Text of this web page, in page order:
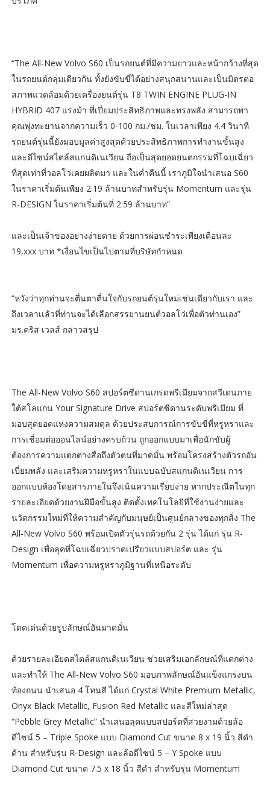
“The All-New Volvo S60 เป็นรถยนต์ที่มีความยาวและหน้ากว้างที่สุด
ในรถยนต์กลุ่มเดียวกัน ทั้งยังขับขี่ได้อย่างสนุกสนานและเป็นมิตรต่อ
สภาพแวดล้อมด้วยเครื่องยนต์รุ่น T8 TWIN ENGINE PLUG-IN
HYBRID 407 แรงม้า ที่เปี่ยมประสิทธิภาพและทรงพลัง สามารถพา
คุณพุ่งทะยานจากความเร็ว 0-100 กม./ชม. ในเวลาเพียง 4.4 วินาที
รถยนต์รุ่นนี้ยังมอบมูลค่าสูงสุดด้วยประสิทธิภาพการทำงานขั้นสูง
และดีไซน์สไตล์สแกนดิเนเวียน ถือเป็นสุดยอดยนตกรรมที่โฉบเฉี่ยว
ที่สุดเท่าที่วอลโว่เคยผลิตมา และในค่ำคืนนี้ เราภูมิใจนำเสนอ S60
ในราคาเริ่มต้นเพียง 2.19 ล้านบาทสำหรับรุ่น Momentum และรุ่น
R-DESIGN ในราคาเริ่มต้นที่ 2.59 ล้านบาท”
และเป็นเจ้าของอย่างง่ายดาย ด้วยการผ่อนชำระเพียงเดือนละ
19,xxx บาท *เงื่อนไขเป็นไปตามที่บริษัทกำหนด
“หวังว่าทุกท่านจะตื่นตาตื่นใจกับรถยนต์รุ่นใหม่เช่นเดียวกับเรา และ
ถึงเวลาเเล้วที่ท่านจะได้เลือกสรรยานยนต์วอลโว่เพื่อตัวท่านเอง”
มร.คริส เวลส์ กล่าวสรุป
The All-New Volvo S60 สปอร์ตซีดานเกรดพรีเมียมจากสวีเดนภาย
ใต้สโลแกน Your Signature Drive สปอร์ตซีดานระดับพรีเมียม ที่
มอบสุดยอดแห่งความสมดุล ด้วยประสบการณ์การขับขี่ที่หรูหราและ
การเชื่อมต่อออนไลน์อย่างครบถ้วน ถูกออกแบบมาเพื่อนักขับผู้
ต้องการความแตกต่างสื่อถึงตัวตนที่มาดมั่น พร้อมโครงสร้างตัวรถอัน
เปี่ยมพลัง และเสริมความหรูหราในแบบฉบับสแกนดิเนเวียน การ
ออกแบบห้องโดยสารภายในจึงเน้นความเรียบง่าย หากประณีตในทุก
รายละเอียดด้วยงานฝีมือขั้นสูง ติดตั้งเทคโนโลยีที่ใช้งานง่ายและ
นวัตกรรมใหม่ที่ให้ความสำคัญกับมนุษย์เป็นศูนย์กลางของทุกสิ่ง The
All-New Volvo S60 พร้อมเปิดตัวรุ่นรถด้วยกัน 2 รุ่น ได้แก่ รุ่น R-
Design เพื่อลุคที่โฉบเฉี่ยวปราดเปรียวแบบสปอร์ต และ รุ่น
Momentum เพื่อความหรูหราภูมิฐานที่เหนือระดับ
โดดเด่นด้วยรูปลักษณ์อันมาดมั่น
ด้วยรายละเอียดสไตล์สแกนดิเนเวียน ช่วยเสริมเอกลักษณ์ที่แตกต่าง
และทำให้ The All-New Volvo S60 มอบภาพลักษณ์อันแข็งแกร่งบน
ท้องถนน นำเสนอ 4 โทนสี ได้แก่ Crystal White Premium Metallic,
Onyx Black Metallic, Fusion Red Metallic และสีใหม่ล่าสุด
“Pebble Grey Metallic” นำเสนอลุคแบบสปอร์ตที่สวยงามด้วยล้อ
ดีไซน์ 5 – Triple Spoke แบบ Diamond Cut ขนาด 8 x 19 นิ้ว สีดำ
ด้าน สำหรับรุ่น R-Design และล้อดีไซน์ 5 – Y Spoke แบบ
Diamond Cut ขนาด 7.5 x 18 นิ้ว สีดำ สำหรับรุ่น Momentum